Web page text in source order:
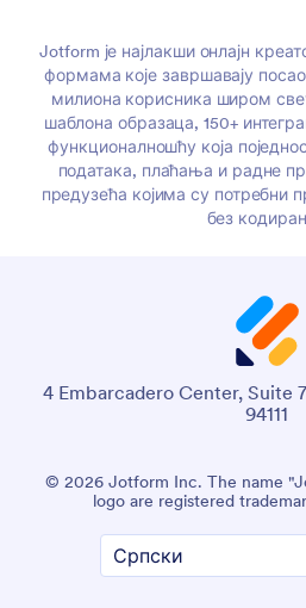
Jotform је најлакши онлајн
формама које завршавају
милиона корисника широм
шаблона образаца, 150+
функционалношћу која
података, плаћања и радне
предузећа којима су потребни
без
4 Embarcadero Center, Suite
94111
© 2026 Jotform Inc. The name
logo are registered